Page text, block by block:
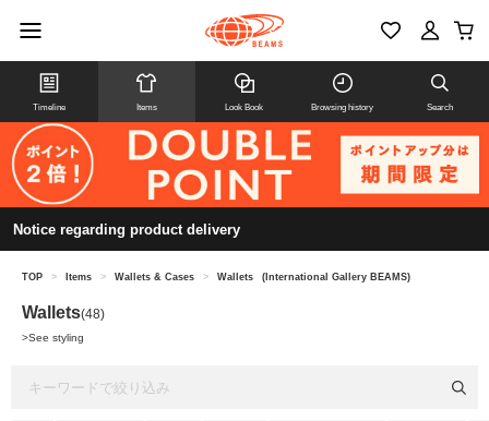
Timeline Items Look Book Browsing history Search
Notice regarding product delivery
TOP > Items > Wallets & Cases > Wallets (International Gallery BEAMS)
Wallets(48)
>See styling